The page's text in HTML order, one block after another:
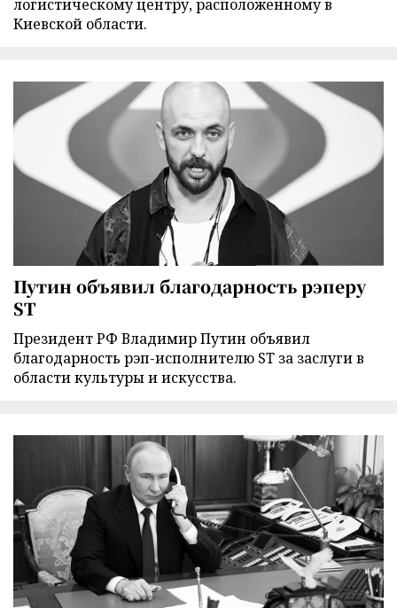
логистическому центру, расположенному в
Киевской области.
Путин объявил благодарность рэперу
ST
Президент РФ Владимир Путин объявил
благодарность рэп-исполнителю ST за заслуги в
области культуры и искусства.